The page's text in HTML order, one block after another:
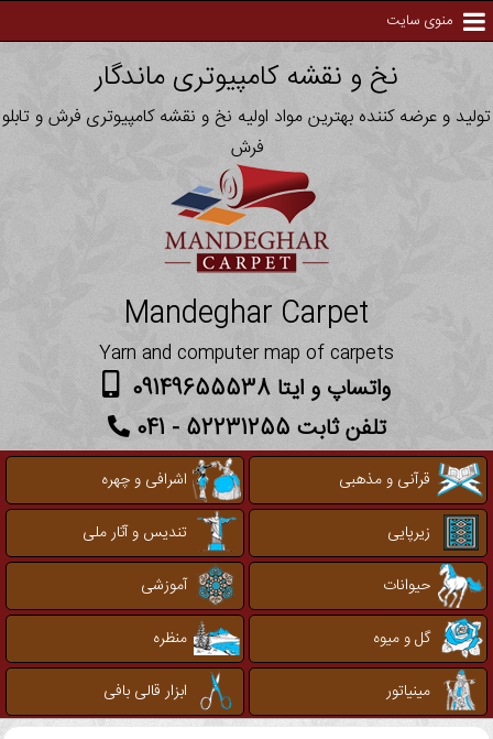
منوی سایت
نخ و نقشه کامپیوتری ماندگار
تولید و عرضه کننده بهترین مواد اولیه نخ و نقشه کامپیوتری فرش و تابلو
فرش
Mandeghar Carpet
Yarn and computer map of carpets
واتساپ و ایتا 09149655538
تلفن ثابت 52231255 - 041
قرآنی و مذهبی
اشرافی و چهره
زیرپایی
تندیس و آثار ملی
حیوانات
آموزشی
گل و میوه
منظره
مینیاتور
ابزار قالی بافی